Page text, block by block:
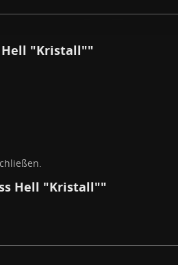
Hell "Kristall""
Hell "Kristall""